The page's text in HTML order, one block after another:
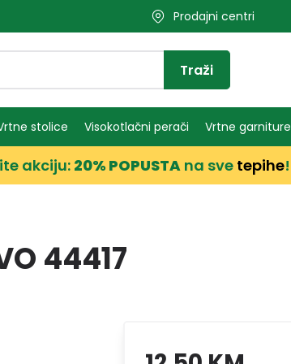
Prodajni centri
Traži
stolice Visokotlačni perači Vrtne garniture
akciju:20% POPUSTA na sve tepihe!
44417